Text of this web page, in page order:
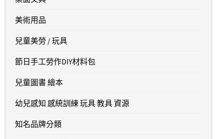
美術用品
兒童美勞 / 玩具
節日手工勞作DIY材料包
兒童圖書 繪本
幼兒感知 感統訓練 玩具 教具 資源
知名品牌分類